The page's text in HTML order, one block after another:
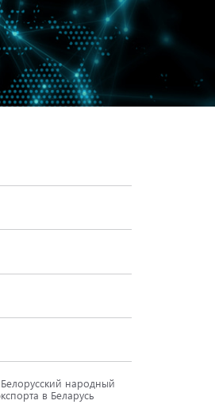
народный
в Беларусь